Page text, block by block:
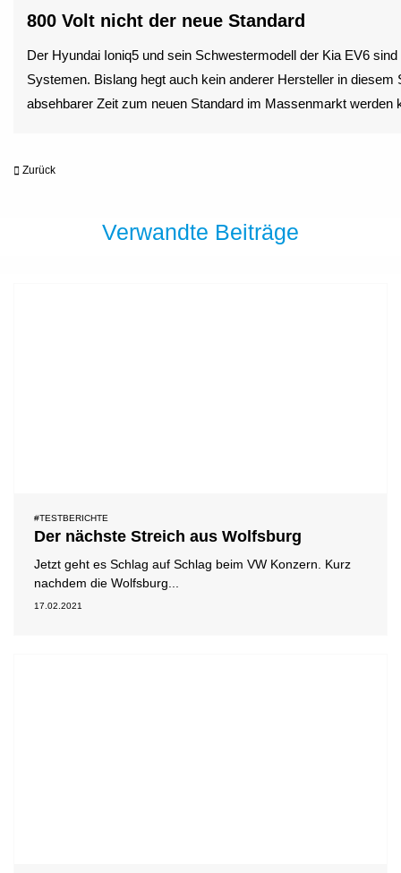
800 Volt nicht der neue Standard
Der Hyundai Ioniq5 und sein Schwestermodell der Kia EV6
Systemen. Bislang hegt auch kein anderer Hersteller in
absehbarer Zeit zum neuen Standard im Massenmarkt werden
Zurück
Verwandte Beiträge
#TESTBERICHTE
Der nächste Streich aus Wolfsburg
Jetzt geht es Schlag auf Schlag beim VW Konzern. Kurz
nachdem die Wolfsburg...
17.02.2021